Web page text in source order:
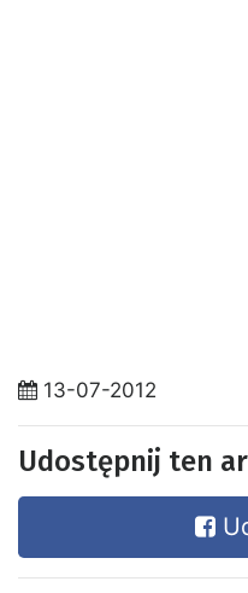
13-07-2012
Udostępnij ten